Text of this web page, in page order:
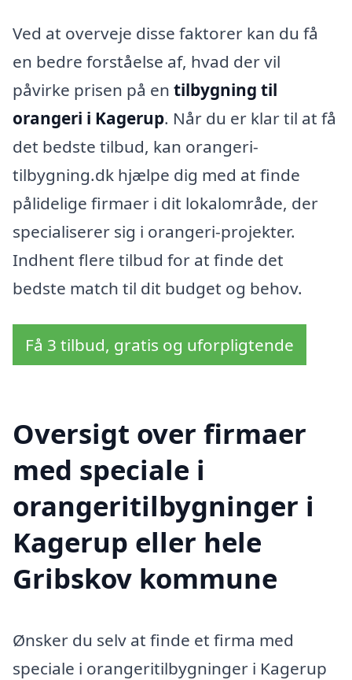
Ved at overveje disse faktorer kan du få
en bedre forståelse af, hvad der vil
påvirke prisen på en tilbygning til
orangeri i Kagerup. Når du er klar til at få
det bedste tilbud, kan orangeri-
tilbygning.dk hjælpe dig med at finde
pålidelige firmaer i dit lokalområde, der
specialiserer sig i orangeri-projekter.
Indhent flere tilbud for at finde det
bedste match til dit budget og behov.
Få 3 tilbud, gratis og uforpligtende
Oversigt over firmaer
med speciale i
orangeritilbygninger i
Kagerup eller hele
Gribskov kommune
Ønsker du selv at finde et firma med
speciale i orangeritilbygninger i Kagerup